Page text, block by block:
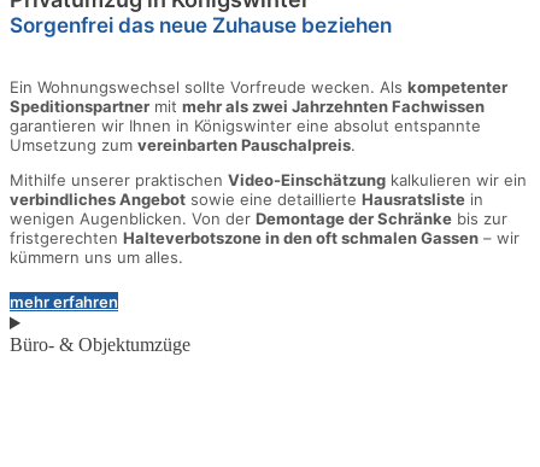
Sorgenfrei das neue Zuhause beziehen
Ein Wohnungswechsel sollte Vorfreude wecken. Als kompetenter
Speditionspartner mit mehr als zwei Jahrzehnten Fachwissen
garantieren wir Ihnen in Königswinter eine absolut entspannte
Umsetzung zum vereinbarten Pauschalpreis.
Mithilfe unserer praktischen Video-Einschätzung kalkulieren wir ein
verbindliches Angebot sowie eine detaillierte Hausratsliste in
wenigen Augenblicken. Von der Demontage der Schränke bis zur
fristgerechten Halteverbotszone in den oft schmalen Gassen – wir
kümmern uns um alles.
mehr erfahren
Büro- & Objektumzüge